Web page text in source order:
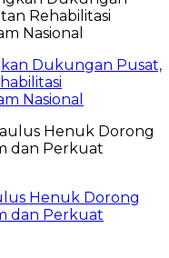
Dukungan Pusat,
Nasional
Henuk Dorong
dan Perkuat